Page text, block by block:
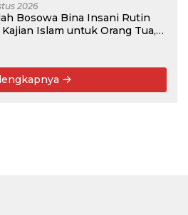
2026
Bosowa Bina Insani Rutin
Kajian Islam untuk Orang Tua,